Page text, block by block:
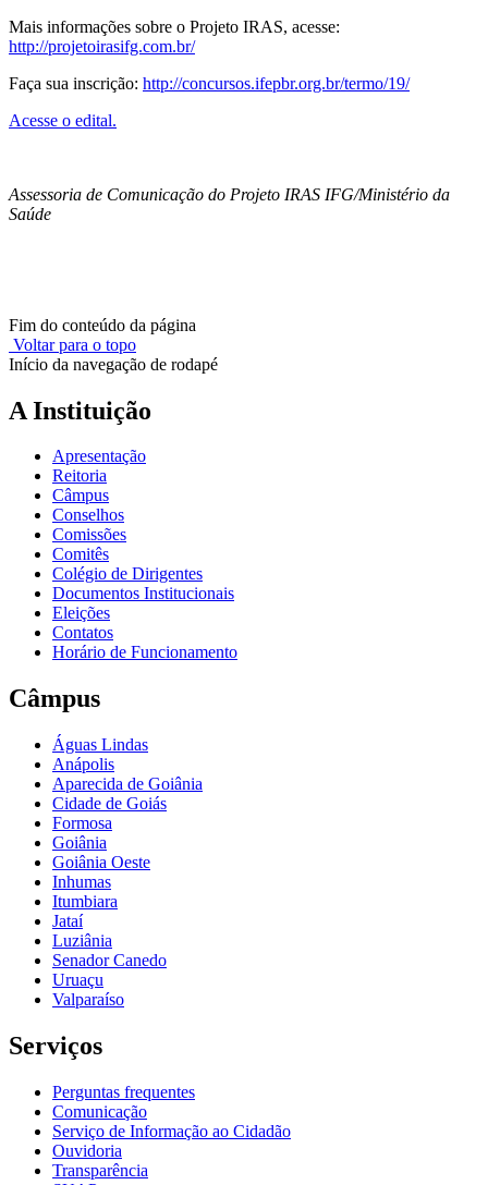
Mais informações sobre o Projeto IRAS, acesse:
http://projetoirasifg.com.br/
Faça sua inscrição: http://concursos.ifepbr.org.br/termo/19/
Acesse o edital.
Assessoria de Comunicação do Projeto IRAS IFG/Ministério da
Saúde
Fim do conteúdo da página
Voltar para o topo
Início da navegação de rodapé
A Instituição
Apresentação
Reitoria
Câmpus
Conselhos
Comissões
Comitês
Colégio de Dirigentes
Documentos Institucionais
Eleições
Contatos
Horário de Funcionamento
Câmpus
Águas Lindas
Anápolis
Aparecida de Goiânia
Cidade de Goiás
Formosa
Goiânia
Goiânia Oeste
Inhumas
Itumbiara
Jataí
Luziânia
Senador Canedo
Uruaçu
Valparaíso
Serviços
Perguntas frequentes
Comunicação
Serviço de Informação ao Cidadão
Ouvidoria
Transparência